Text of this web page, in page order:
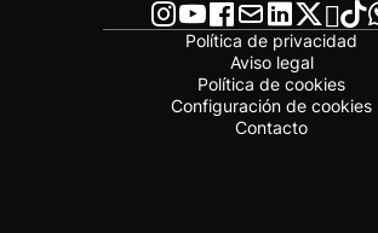
Política de privacidad
Aviso legal
Política de cookies
Configuración de cookies
Contacto